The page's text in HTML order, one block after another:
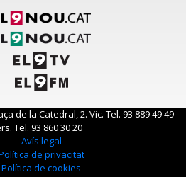
de la Catedral, 2. Vic. Tel. 93 889 49 49
Tel. 93 860 30 20
Avís legal
de privacitat
Política de cookies